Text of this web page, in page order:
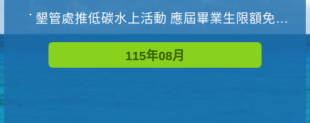
墾管處推低碳水上活動 應屆畢業生限額免費參加
115年08月